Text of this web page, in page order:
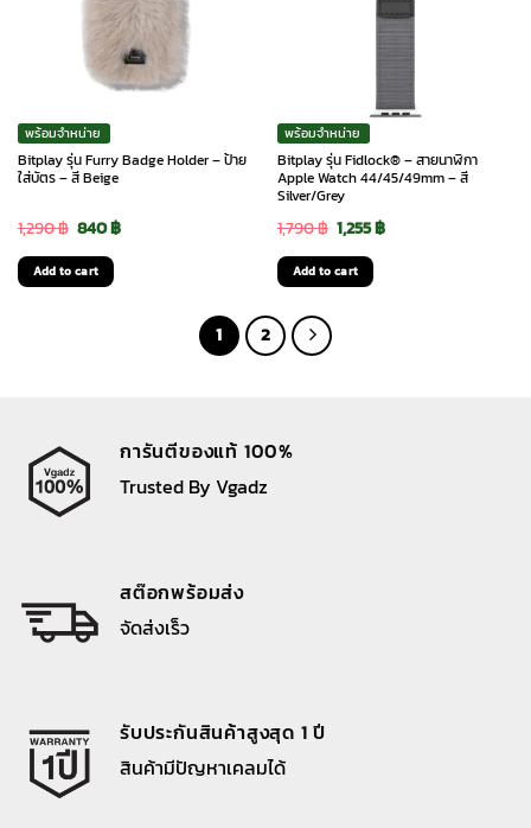
พร้อมจำหน่าย
Bitplay รุ่น Furry Badge Holder – ป้าย
ใส่บัตร – สี Beige
1,290฿ Original
price
was:
840฿Current
Add to cart
พร้อมจำหน่าย
Bitplay รุ่น Fidlock® – สายนาฬิกา
Apple Watch 44/45/49mm – สี
Silver/Grey
1,790฿ Original
price
was:
1,255฿Current
Add to cart
1 2
การันตีของแท้ 100%
Trusted By Vgadz
สต๊อกพร้อมส่ง
จัดส่งเร็ว
รับประกันสินค้าสูงสุด 1 ปี
สินค้ามีปัญหาเคลมได้